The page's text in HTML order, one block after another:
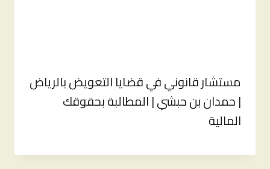
مستشار قانوني في قضايا التعويض بالرياض
| حمدان بن حبشي | المطالبة بحقوقك
المالية